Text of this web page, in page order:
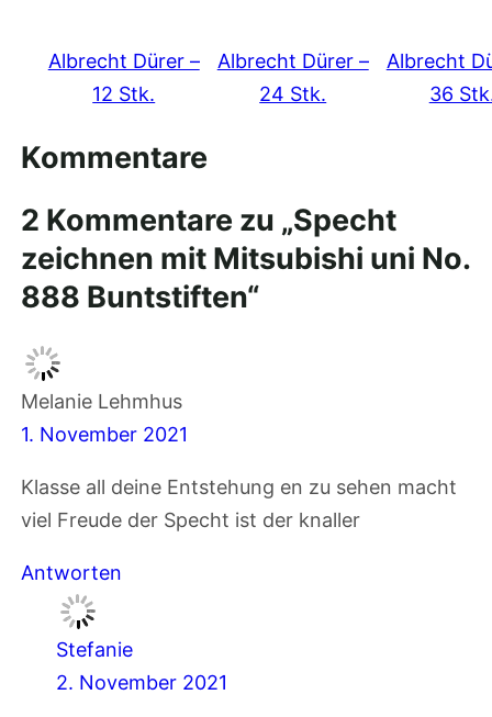
Albrecht Dürer –
12 Stk.
Albrecht Dürer –
24 Stk.
Albrecht
36
Kommentare
2 Kommentare zu „Specht
zeichnen mit Mitsubishi uni No.
888 Buntstiften“
Melanie Lehmhus
1. November 2021
Klasse all deine Entstehung en zu sehen macht
viel Freude der Specht ist der knaller
Antworten
Stefanie
2. November 2021